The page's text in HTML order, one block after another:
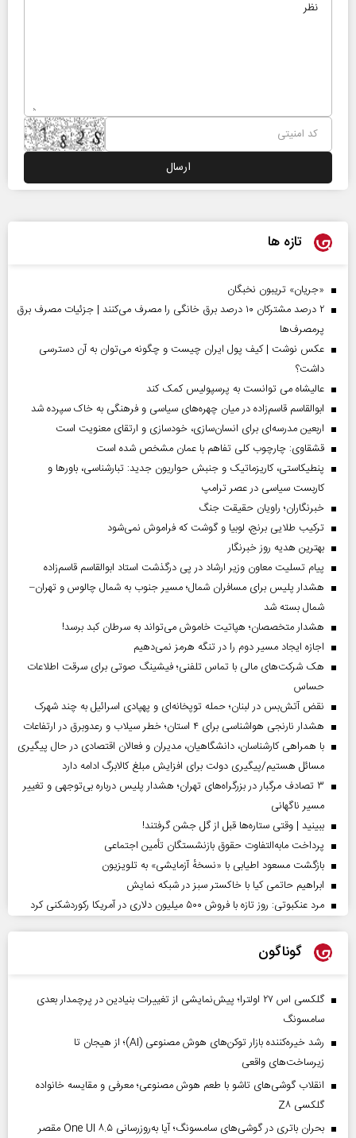
تازه ها
«جریان» تریبون نخبگان
۲ درصد مشترکان ۱۰ درصد برق خانگی را مصرف می‌کنند | جزئیات مصرف برق
پرمصرف‌ها
عکس نوشت | کیف پول ایران چیست و چگونه می‌توان به آن دسترسی
داشت؟
عالیشاه می توانست به پرسپولیس کمک کند
ابوالقاسم قاسم‌زاده در میان چهره‌های سیاسی و فرهنگی به خاک سپرده شد
اربعین مدرسه‌ای برای انسان‌سازی، خودسازی و ارتقای معنویت است
قشقاوی: چارچوب کلی تفاهم با عمان مشخص شده است
پنطیکاستی، کاریزماتیک و جنبش حواریون جدید: تبارشناسی، باور‌ها و
کاربست سیاسی در عصر ترامپ
خبرنگاران؛ راویان حقیقت جنگ
ترکیب طلایی برنج، لوبیا و گوشت که فراموش نمی‌شود
بهترین هدیه روز خبرنگار
پیام تسلیت معاون وزیر ارشاد در پی درگذشت استاد ابوالقاسم قاسم‌زاده
هشدار پلیس برای مسافران شمال؛ مسیر جنوب به شمال چالوس و تهران–
شمال بسته شد
هشدار متخصصان؛ هپاتیت خاموش می‌تواند به سرطان کبد برسد!
اجازه ایجاد مسیر دوم را در تنگه هرمز نمی‌دهیم
هک شرکت‌های مالی با تماس تلفنی؛ فیشینگ صوتی برای سرقت اطلاعات
حساس
نقض آتش‌بس در لبنان؛ حمله توپخانه‌ای و پهپادی اسرائیل به چند شهرک
هشدار نارنجی هواشناسی برای ۴ استان؛ خطر سیلاب و رعدوبرق در ارتفاعات
با همراهی کارشناسان، دانشگاهیان، مدیران و فعالان اقتصادی در حال پیگیری
مسائل هستیم/پیگیری دولت برای افزایش مبلغ کالابرگ ادامه دارد
۳ تصادف مرگبار در بزرگراه‌های تهران؛ هشدار پلیس درباره بی‌توجهی و تغییر
مسیر ناگهانی
ببینید | وقتی ستاره‌ها قبل از گل جشن گرفتند!
پرداخت مابه‌التفاوت حقوق بازنشستگان تأمین اجتماعی
بازگشت مسعود اطیابی با «نسخهٔ آزمایشی» به تلویزیون
ابراهیم حاتمی کیا با خاکستر سبز در شبکه نمایش
مرد عنکبوتی: روز تازه با فروش ۵۰۰ میلیون دلاری در آمریکا رکوردشکنی کرد
گوناگون
گلکسی اس ۲۷ اولترا؛ پیش‌نمایشی از تغییرات بنیادین در پرچمدار بعدی
سامسونگ
رشد خیره‌کننده بازار توکن‌های هوش مصنوعی (AI)؛ از هیجان تا
زیرساخت‌های واقعی
انقلاب گوشی‌های تاشو‌ با طعم هوش مصنوعی؛ معرفی و مقایسه خانواده
گلکسی Z۸
بحران باتری در گوشی‌های سامسونگ؛ آیا به‌روزرسانی One UI ۸.۵ مقصر